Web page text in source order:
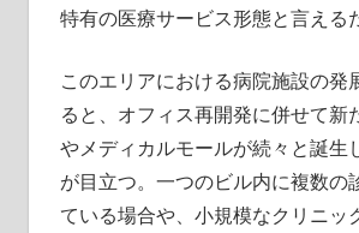
特有の医療サービス形態と言える
このエリアにおける病院施設の発
ると、オフィス再開発に併せて新
やメディカルモールが続々と誕生
が目立つ。一つのビル内に複数の
ている場合や、小規模なクリニッ